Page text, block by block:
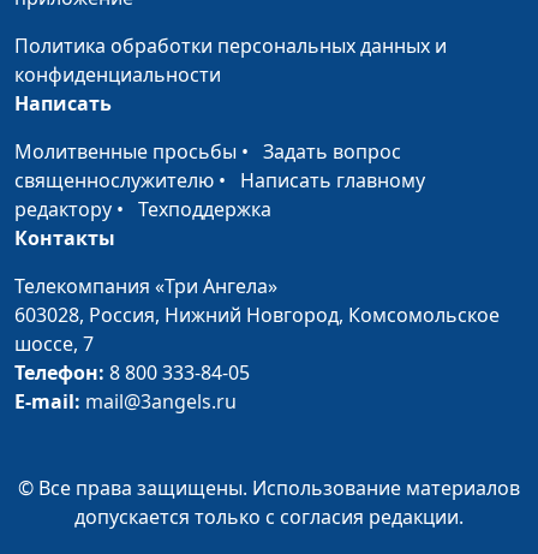
Разочарование
Солдатова
Сплетни
Дмитрий Булатов,
Солдатова
Чувство жалости
Наталья Булатова,
Женский праздник и
права современных
женщин
Милена Закаменных,
Политика обработки персональных данных и
конфиденциальности
Написать
Молитвенные просьбы • Задать вопрос
священнослужителю • Написать главному
редактору • Техподдержка
Контакты
Телекомпания «Три Ангела»
603028, Россия, Нижний Новгород, Комсомольское
шоссе, 7
Телефон: 8 800 333-84-05
E-mail: mail@3angels.ru
© Все права защищены. Использование материалов
допускается только с согласия редакции.